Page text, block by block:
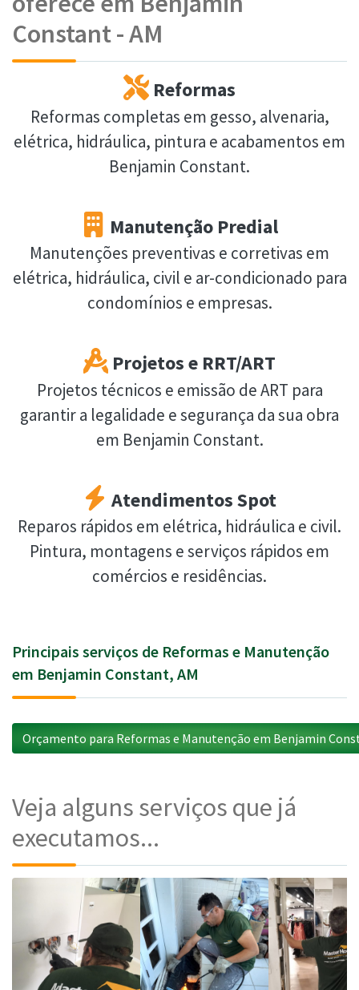
Constant - AM
Reformas
Reformas completas em gesso, alvenaria,
elétrica, hidráulica, pintura e acabamentos em
Benjamin Constant.
Manutenção Predial
Manutenções preventivas e corretivas em
elétrica, hidráulica, civil e ar-condicionado para
condomínios e empresas.
Projetos e RRT/ART
Projetos técnicos e emissão de ART para
garantir a legalidade e segurança da sua obra
em Benjamin Constant.
Atendimentos Spot
Reparos rápidos em elétrica, hidráulica e civil.
Pintura, montagens e serviços rápidos em
comércios e residências.
Principais serviços de Reformas e Manutenção
em Benjamin Constant, AM
Orçamento para Reformas e Manutenção em Benjamin
Veja alguns serviços que já
executamos...